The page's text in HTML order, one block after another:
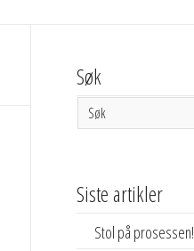
Søk
Siste artikler
Stol på prosessen!